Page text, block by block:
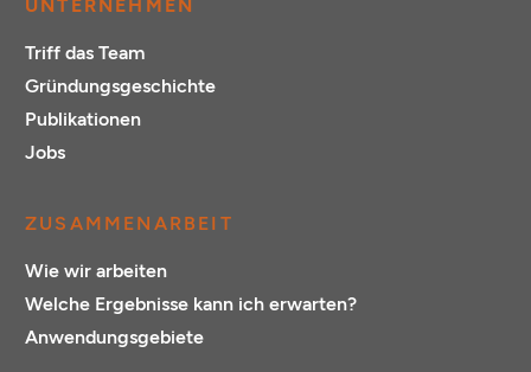
UNTERNEHMEN
Triff das Team
Gründungsgeschichte
Publikationen
Jobs
ZUSAMMENARBEIT
Wie wir arbeiten
Welche Ergebnisse kann ich erwarten?
Anwendungsgebiete